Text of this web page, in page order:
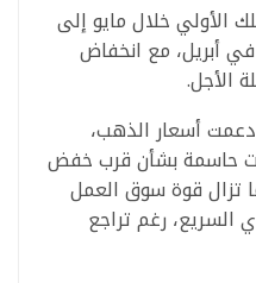
الأولي خلال مايو إلى
49.8 نقطة في أبريل، مع انخفاض
الأجل.
دعمت أسعار الذهب،
حاسمة بشأن قرب خفض
تزال قوة سوق العمل
السريع، رغم تراجع